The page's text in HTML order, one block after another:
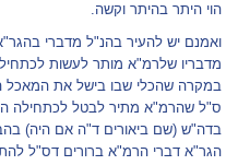
הוי היתר בהיתר וקשה.
ואמנם יש להעיר בהנ"ל מדברי
מדבריו שלרמ"א מותר לעשות
במקרה שהכלי שבו בישל את המאכל
ס"ל שהרמ"א מתיר לבטל לכתחילה
בדה"ש (שם ביאורים ד"ה אם היה)
הגר"א דברי הרמ"א ברורים דס"ל